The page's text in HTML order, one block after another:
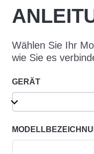
Wählen Sie Ihr
wie Sie es
GERÄT